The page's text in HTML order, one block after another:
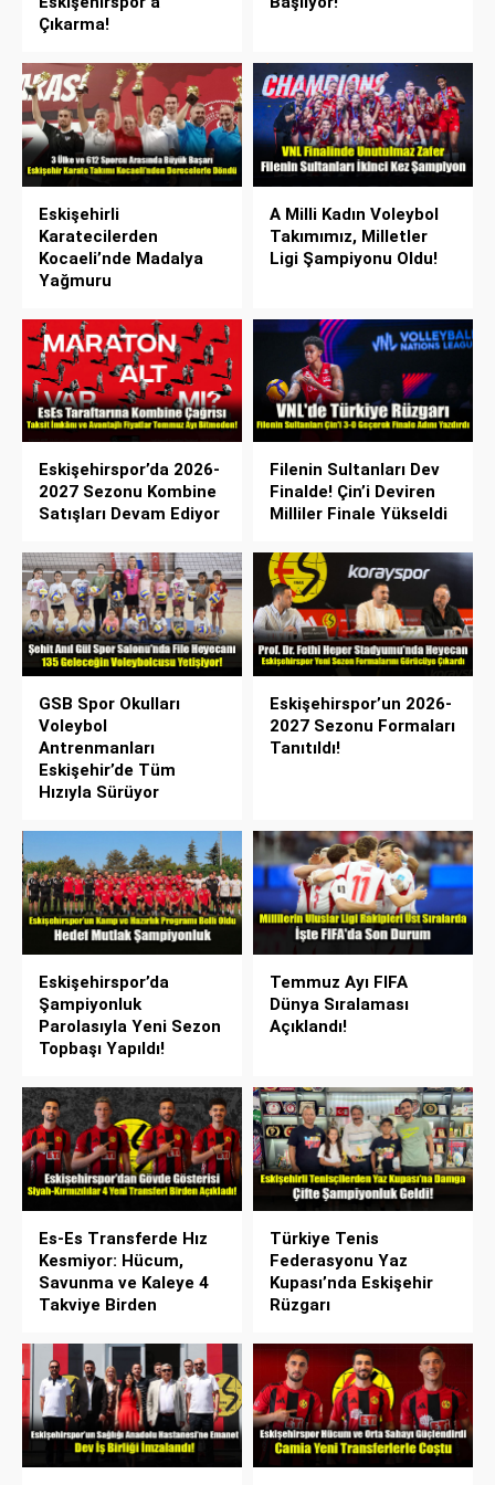
Çıkarma!
Eskişehirli
Karatecilerden
Kocaeli’nde Madalya
Yağmuru
A Milli Kadın Voleybol
Takımımız, Milletler
Ligi Şampiyonu Oldu!
Eskişehirspor’da 2026-
2027 Sezonu Kombine
Satışları Devam Ediyor
Filenin Sultanları Dev
Finalde! Çin’i Deviren
Milliler Finale Yükseldi
GSB Spor Okulları
Voleybol
Antrenmanları
Eskişehir’de Tüm
Hızıyla Sürüyor
Eskişehirspor’un 2026-
2027 Sezonu Formaları
Tanıtıldı!
Eskişehirspor’da
Şampiyonluk
Parolasıyla Yeni Sezon
Topbaşı Yapıldı!
Temmuz Ayı FIFA
Dünya Sıralaması
Açıklandı!
Es-Es Transferde Hız
Kesmiyor: Hücum,
Savunma ve Kaleye 4
Takviye Birden
Türkiye Tenis
Federasyonu Yaz
Kupası’nda Eskişehir
Rüzgarı